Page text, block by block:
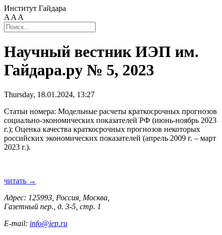
Институт Гайдара
A A A
Научный вестник ИЭП им.
Гайдара.ру № 5, 2023
Thursday, 18.01.2024, 13:27
Статьи номера: Модельные расчеты краткосрочных прогнозов
социально-экономических показателей РФ (июнь-ноябрь 2023
г.); Оценка качества краткосрочных прогнозов некоторых
российских экономических показателей (апрель 2009 г. – март
2023 г.).
читать →
Адрес: 125993, Россия, Москва,
Газетный пер., д. 3-5, стр. 1
E-mail: info@iep.ru